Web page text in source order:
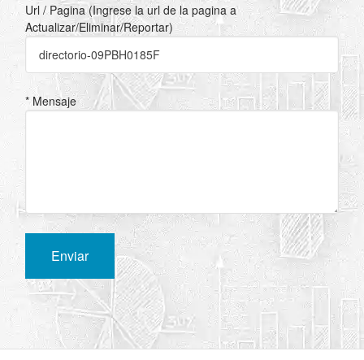
Url / Pagina (Ingrese la url de la pagina a
Actualizar/Eliminar/Reportar)
* Mensaje
Enviar